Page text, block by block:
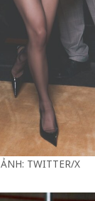
ẢNH: TWITTER/X